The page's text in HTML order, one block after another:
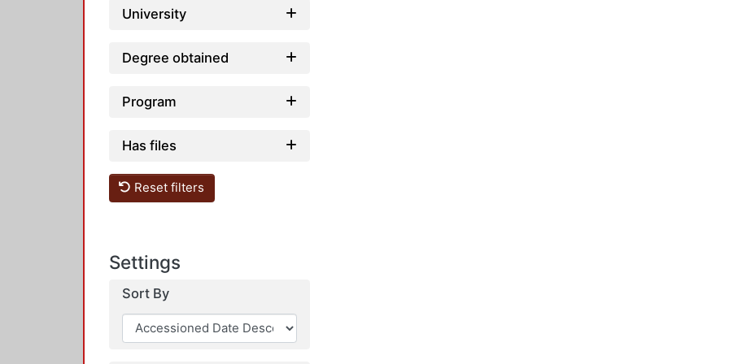
University
Degree obtained
Program
Has files
Reset filters
Settings
Sort By